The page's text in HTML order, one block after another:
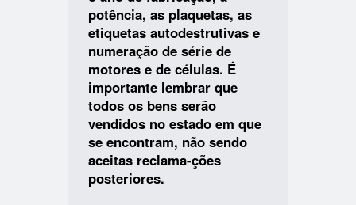
potência, as plaquetas, as
etiquetas autodestrutivas e
numeração de série de
motores e de células. É
importante lembrar que
todos os bens serão
vendidos no estado em que
se encontram, não sendo
aceitas reclama-ções
posteriores.